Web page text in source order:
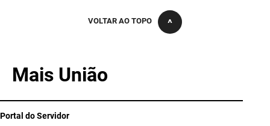
VOLTAR AO TOPO
Mais União
Portal do Servidor